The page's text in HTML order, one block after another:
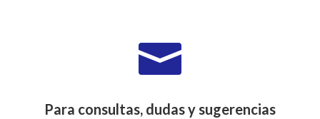

Para consultas, dudas y sugerencias